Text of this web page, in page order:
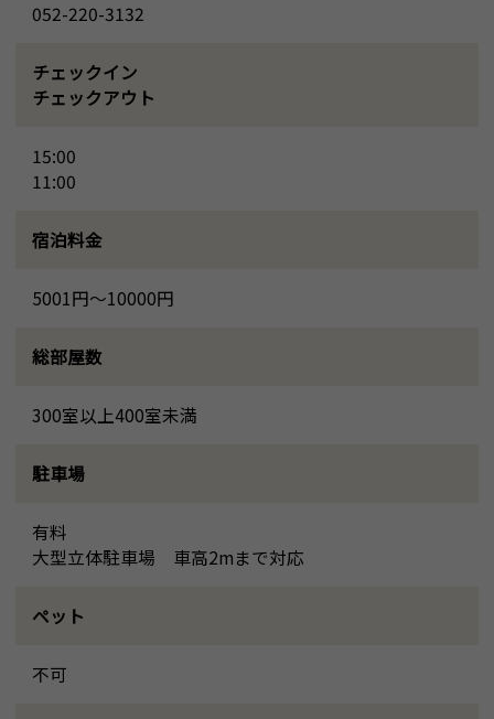
052-220-3132
チェックイン
チェックアウト
15:00
11:00
宿泊料金
5001円～10000円
総部屋数
300室以上400室未満
駐車場
有料
大型立体駐車場 車高2mまで対応
ペット
不可